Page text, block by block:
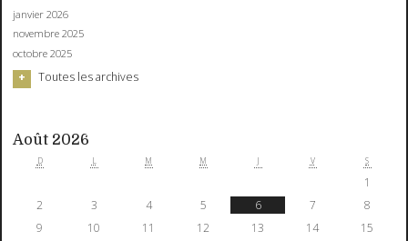
janvier 2026
novembre 2025
octobre 2025
Toutes les archives
Août 2026
D L M M J V S
1
2
3 4 5 6 7
8
9
10 11 12 13 14
15